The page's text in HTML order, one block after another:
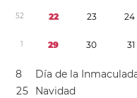
52 22 23 24
1 29 30 31
8
Día de la
25 Navidad